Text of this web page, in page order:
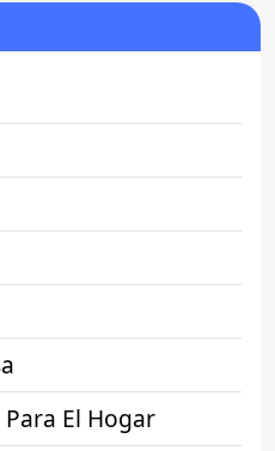
El Hogar